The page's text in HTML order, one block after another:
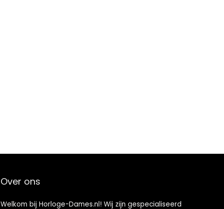
Over ons
Welkom bij Horloge-Dames.nl! Wij zijn gespecialiseerd